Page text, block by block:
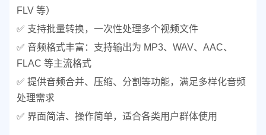
FLV 等）
✅ 支持批量转换，一次性处理多个视频文件
✅ 音频格式丰富：支持输出为 MP3、WAV、AAC、
FLAC 等主流格式
✅ 提供音频合并、压缩、分割等功能，满足多样化音频
处理需求
✅ 界面简洁、操作简单，适合各类用户群体使用